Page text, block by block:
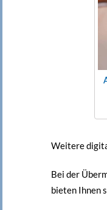
Weitere
Bei der
bieten Ihnen